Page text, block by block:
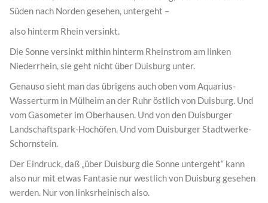
Süden nach Norden gesehen, untergeht –
also hinterm Rhein versinkt.
Die Sonne versinkt mithin hinterm Rheinstrom am linken
Niederrhein, sie geht nicht über Duisburg unter.
Genauso sieht man das übrigens auch oben vom Aquarius-
Wasserturm in Mülheim an der Ruhr östlich von Duisburg. Und
vom Gasometer im Oberhausen. Und von den Duisburger
Landschaftspark-Hochöfen. Und vom Duisburger Stadtwerke-
Schornstein.
Der Eindruck, daß „über Duisburg die Sonne untergeht“ kann
also nur mit etwas Fantasie nur westlich von Duisburg gesehen
werden. Nur von linksrheinisch also.